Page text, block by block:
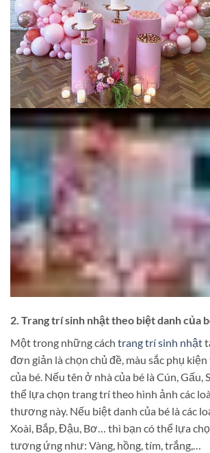
2. Trang trí sinh nhật theo biệt danh của
Một trong những cách trang trí sinh nhật
đơn giản là chọn chủ đề, màu sắc phụ
của bé. Nếu tên ở nhà của bé là Cún, Gấu,
thể lựa chọn trang trí theo hình ảnh các
thương này. Nếu biệt danh của bé là các
Xoài, Bắp, Đậu, Bơ… thì bạn có thể lựa
tương ứng như: Vàng, hồng, tím, trắng,…